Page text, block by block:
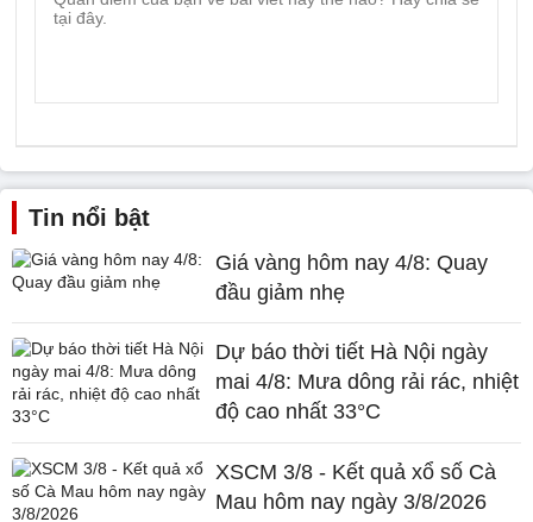
Tin nổi bật
Giá vàng hôm nay 4/8: Quay
đầu giảm nhẹ
Dự báo thời tiết Hà Nội ngày
mai 4/8: Mưa dông rải rác, nhiệt
độ cao nhất 33°C
XSCM 3/8 - Kết quả xổ số Cà
Mau hôm nay ngày 3/8/2026